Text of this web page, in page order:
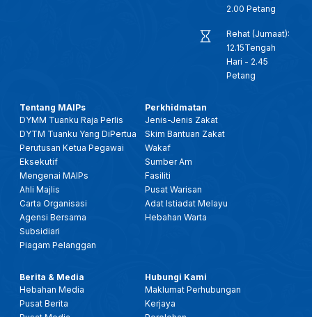
2.00 Petang
Rehat (Jumaat):
12.15Tengah
Hari - 2.45
Petang
Tentang MAIPs
DYMM Tuanku Raja Perlis
DYTM Tuanku Yang DiPertua
Perutusan Ketua Pegawai
Eksekutif
Mengenai MAIPs
Ahli Majlis
Carta Organisasi
Agensi Bersama
Subsidiari
Piagam Pelanggan
Perkhidmatan
Jenis-Jenis Zakat
Skim Bantuan Zakat
Wakaf
Sumber Am
Fasiliti
Pusat Warisan
Adat Istiadat Melayu
Hebahan Warta
Berita & Media
Hebahan Media
Pusat Berita
Hubungi Kami
Maklumat Perhubungan
Kerjaya